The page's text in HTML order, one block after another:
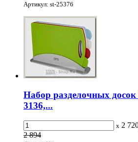
Артикул: st-25376
Набор разделочных
3136,...
x 2
2 894